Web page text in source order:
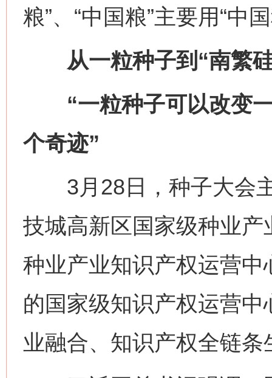
粮”、“中国粮”主要用“中
从一粒种子到“南繁
“一粒种子可以改变一
个奇迹”
3月28日，种子大会主
技城高新区国家级种业
种业产业知识产权运营
的国家级知识产权运营
业融合、知识产权全链